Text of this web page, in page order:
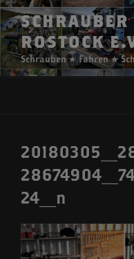
Zum
Inhalt
springenROSTOCK
Schrauben ★ Fahren ★
24_n